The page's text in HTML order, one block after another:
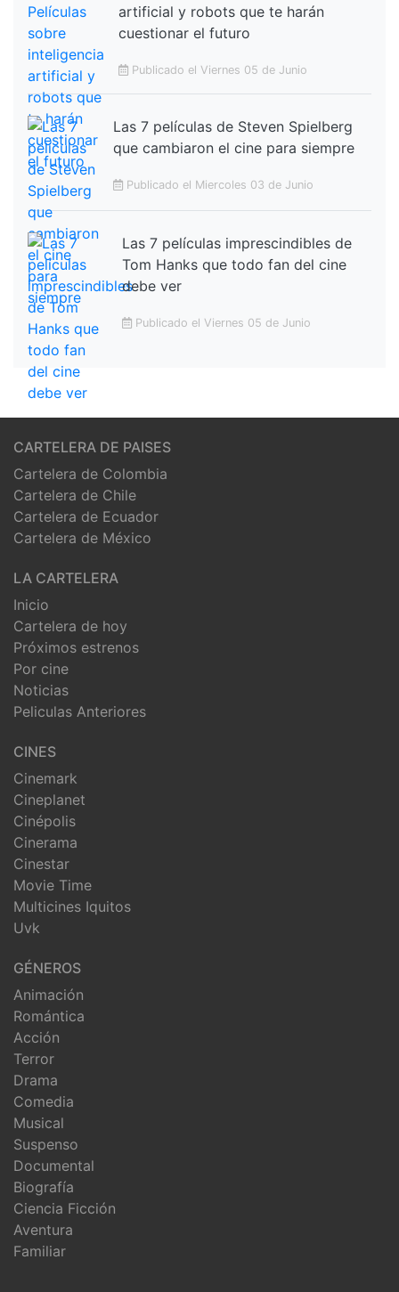
artificial y robots que te harán
cuestionar el futuro
Publicado el Viernes 05 de Junio
Las 7 películas de Steven Spielberg
que cambiaron el cine para siempre
Publicado el Miercoles 03 de Junio
Las 7 películas imprescindibles de
Tom Hanks que todo fan del cine
debe ver
Publicado el Viernes 05 de Junio
CARTELERA DE PAISES
Cartelera de Colombia
Cartelera de Chile
Cartelera de Ecuador
Cartelera de México
LA CARTELERA
Inicio
Cartelera de hoy
Próximos estrenos
Por cine
Noticias
Peliculas Anteriores
CINES
Cinemark
Cineplanet
Cinépolis
Cinerama
Cinestar
Movie Time
Multicines Iquitos
Uvk
GÉNEROS
Animación
Romántica
Acción
Terror
Drama
Comedia
Musical
Suspenso
Documental
Biografía
Ciencia Ficción
Aventura
Familiar